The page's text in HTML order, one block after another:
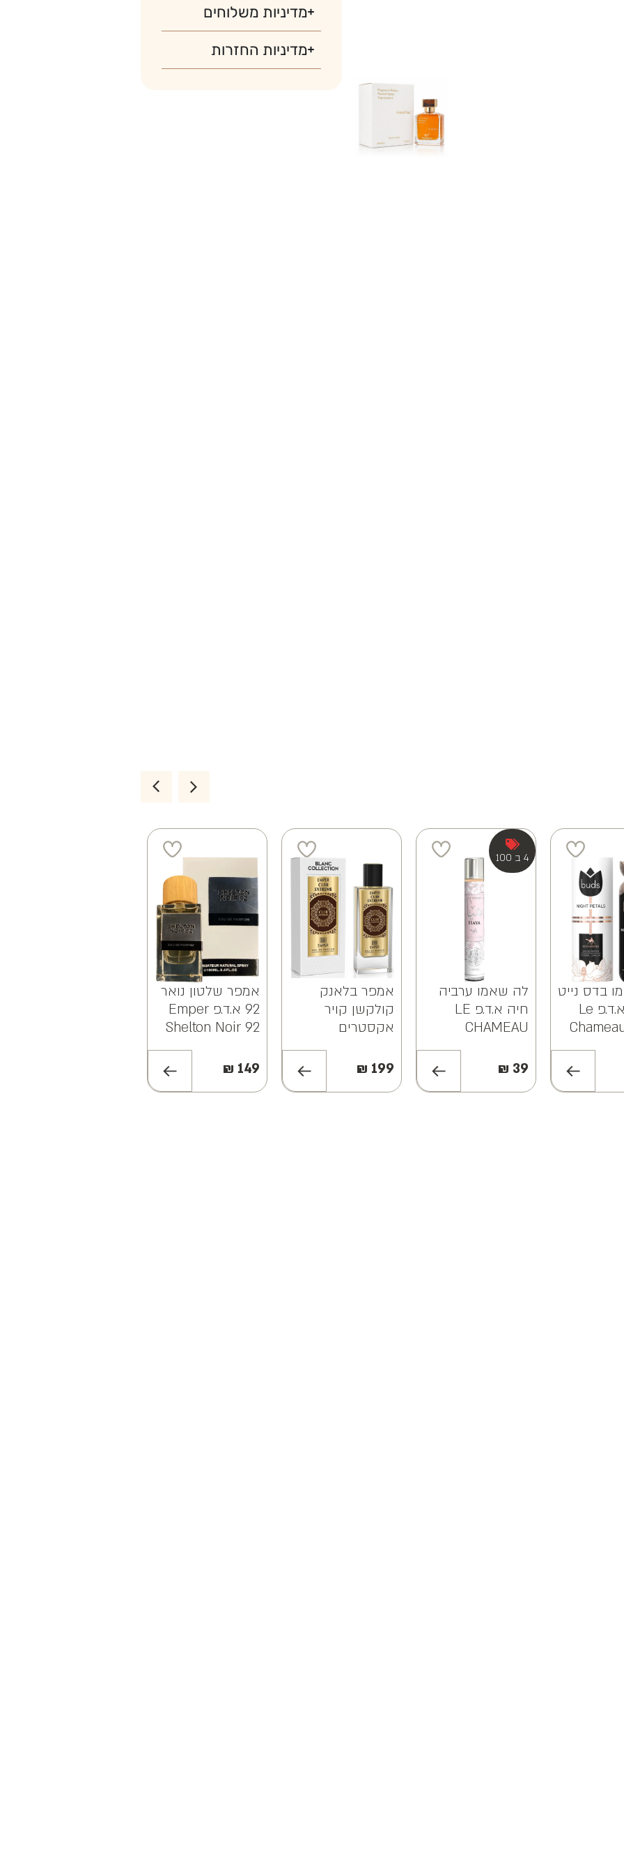
מדיניות משלוחים
מדיניות החזרות
בדס נייט
פטלס א.ד.פ Le
Night
4 ב 100
לה שאמו ערביה
חיה א.ד.פ LE
CHAMEAU
ARABIA HAYA
EDP 20ML
39
₪
אמפר בלאנק
קולקשן קויר
אקסטרים
בהשראת הבושם
גרלן קויר אינטנס
199
₪
אמפר שלטון נואר
92 א.ד.פ Emper
Shelton Noir 92
EDP 100ML
149
₪